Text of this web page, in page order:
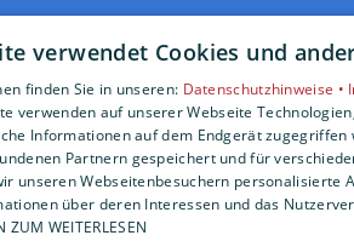
verwendet Cookies und
finden Sie in unseren: Datenschutzhinweise •
verwenden auf unserer Webseite
Informationen auf dem Endgerät
Partnern gespeichert und für
unseren Webseitenbesuchern personalisierte
über deren Interessen und das
ZUM WEITERLESEN